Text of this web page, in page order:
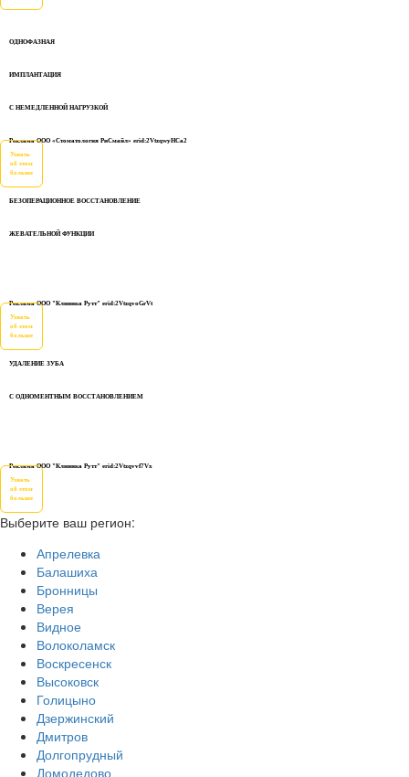
ОДНОФАЗНАЯ
ИМПЛАНТАЦИЯ
С НЕМЕДЛЕННОЙ НАГРУЗКОЙ
Реклама ООО «Стоматология РиСмайл» erid:2VtzqwyHCa2
Узнать
об этом
больше
БЕЗОПЕРАЦИОННОЕ ВОССТАНОВЛЕНИЕ
ЖЕВАТЕЛЬНОЙ ФУНКЦИИ
Реклама ООО "Клиника Рутт" erid:2VtzqvoGrVt
Узнать
об этом
больше
УДАЛЕНИЕ ЗУБА
С ОДНОМЕНТНЫМ ВОССТАНОВЛЕНИЕМ
Реклама ООО "Клиника Рутт" erid:2Vtzqvvf7Vx
Узнать
об этом
больше
Выберите ваш регион:
Апрелевка
Балашиха
Бронницы
Верея
Видное
Волоколамск
Воскресенск
Высоковск
Голицыно
Дзержинский
Дмитров
Долгопрудный
Домодедово